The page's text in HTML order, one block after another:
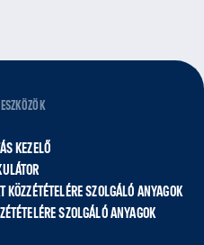
KEZELŐ
KÖZZÉTÉTELÉRE SZOLGÁLÓ ANYAGOK
SZOLGÁLÓ ANYAGOK